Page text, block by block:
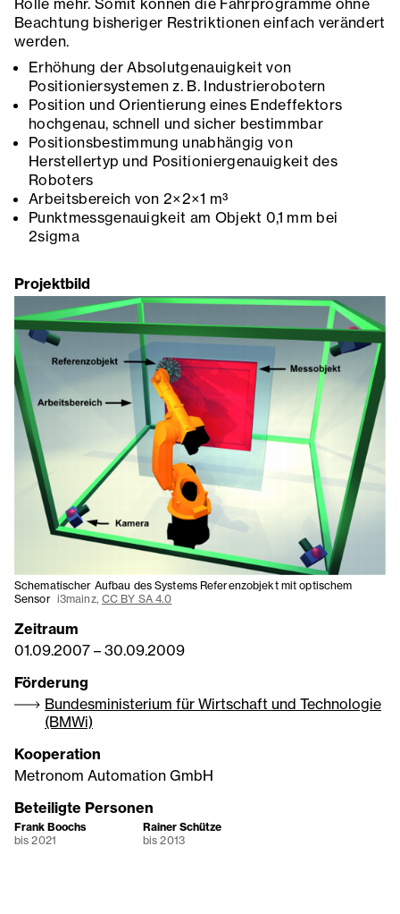
Rolle mehr. Somit können die Fahrprogramme ohne
Beachtung bisheriger Restriktionen einfach verändert
werden.
Erhöhung der Absolutgenauigkeit von
Positioniersystemen z. B. Industrierobotern
Position und Orientierung eines Endeffektors
hochgenau, schnell und sicher bestimmbar
Positionsbestimmung unabhängig von
Herstellertyp und Positioniergenauigkeit des
Roboters
Arbeitsbereich von 2×2×1 m³
Punktmessgenauigkeit am Objekt 0,1 mm bei
2sigma
Projektbild
Schematischer Aufbau des Systems Referenzobjekt mit optischem
Sensor i3mainz, CC BY SA 4.0
Zeitraum
01.09.2007 – 30.09.2009
Förderung
Bundesministerium für Wirtschaft und Technologie
(BMWi)
Kooperation
Metronom Automation GmbH
Beteiligte Personen
Frank Boochs
bis 2021
Rainer Schütze
bis 2013